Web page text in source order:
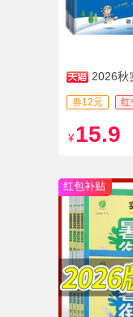
2026秋
券12元 红
¥ 15.9
红包补贴